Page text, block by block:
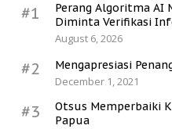
#1
Perang Algoritma AI
Diminta Verifikasi
August 6, 2026
#2
Mengapresiasi
December 1, 2021
#3
Otsus Memperbaiki
Papua